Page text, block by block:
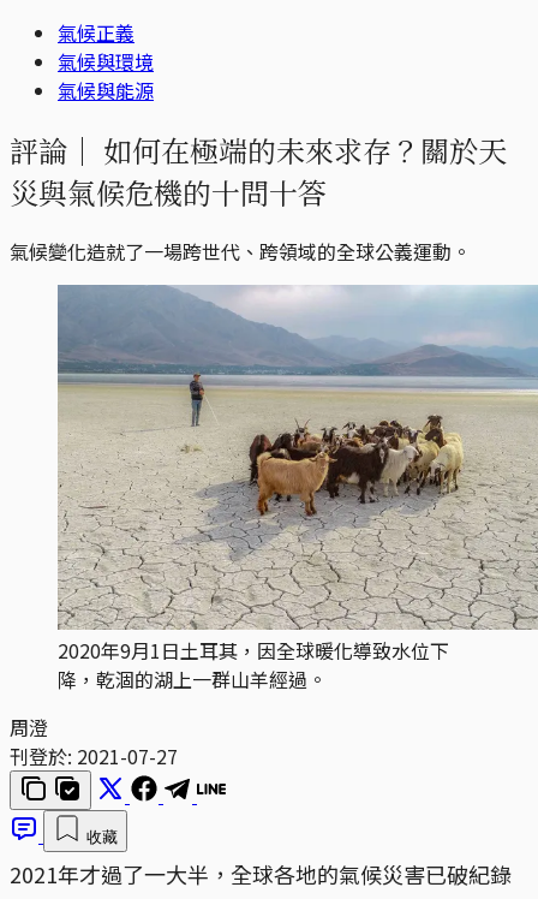
氣候正義
氣候與環境
氣候與能源
評論｜ 如何在極端的未來求存？關於天
災與氣候危機的十問十答
氣候變化造就了一場跨世代、跨領域的全球公義運動。
2020年9月1日土耳其，因全球暖化導致水位下
降，乾涸的湖上一群山羊經過。
周澄
刊登於: 2021-07-27
收藏
2021年才過了一大半，全球各地的氣候災害已破紀錄